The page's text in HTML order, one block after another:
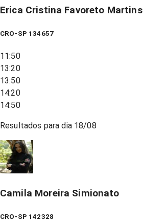
Erica Cristina Favoreto Martins
CRO-SP 134657
11:50
13:20
13:50
14:20
14:50
Resultados para dia 18/08
Camila Moreira Simionato
CRO-SP 142328